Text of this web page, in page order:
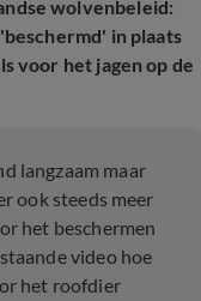
wolvenbeleid:
in plaats
voor het jagen op de
langzaam maar
ook steeds meer
het beschermen
video hoe
het roofdier